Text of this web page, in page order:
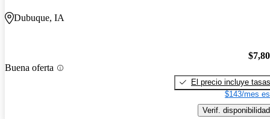
Dubuque, IA
Buena oferta
El precio incluye tasas
$143/mes
Verif. disponibilidad